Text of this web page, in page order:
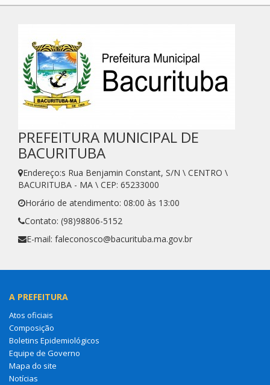
PREFEITURA MUNICIPAL DE
BACURITUBA
Endereço:s Rua Benjamin Constant, S/N \ CENTRO \
BACURITUBA - MA \ CEP: 65233000
Horário de atendimento: 08:00 às 13:00
Contato: (98)98806-5152
E-mail: faleconosco@bacurituba.ma.gov.br
A PREFEITURA
Atos oficiais
Composição
Boletins Epidemiológicos
Equipe de Governo
Mapa do site
Notícias